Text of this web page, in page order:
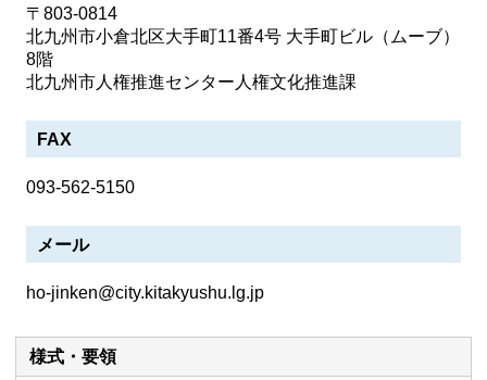
〒803-0814
北九州市小倉北区大手町11番4号 大手町ビル（ムーブ）
8階
北九州市人権推進センター人権文化推進課
FAX
093-562-5150
メール
ho-jinken@city.kitakyushu.lg.jp
様式・要領